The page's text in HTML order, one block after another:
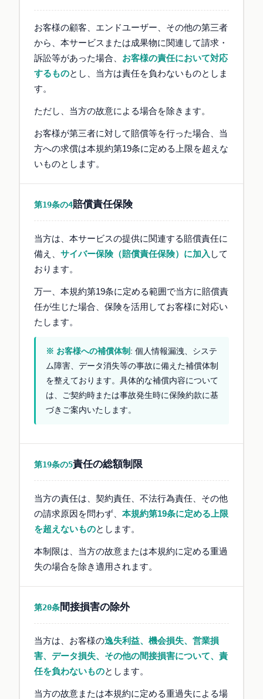
お客様の顧客、エンドユーザー、その他の第三者
から、本サービスまたは成果物に関連して請求・
訴訟等があった場合、 お客様の責任において対応
するものとし、当方は責任を負わないものとしま
す。
ただし、当方の故意による場合を除きます。
お客様が第三者に対して賠償等を行った場合、当
方への求償は本規約第19条に定める上限を超えな
いものとします。
第19条の4賠償責任保険
当方は、本サービスの提供に関連する賠償責任に
備え、サイバー保険（賠償責任保険）に加入 して
おります。
万一、本規約第19条に定める範囲で当方に賠償責
任が生じた場合、保険を活用してお客様に対応い
たします。
※ お客様への補償体制 : 個人情報漏洩、システ
ム障害、データ消失等の事故に備えた補償体制
を整えております。具体的な補償内容について
は、ご契約時または事故発生時に保険約款に基
づきご案内いたします。
第19条の5責任の総額制限
当方の責任は、契約責任、不法行為責任、その他
の請求原因を問わず、本規約第19条に定める上限
を超えないものとします。
本制限は、当方の故意または本規約に定める重過
失の場合を除き適用されます。
第20条間接損害の除外
当方は、お客様の逸失利益、機会損失、営業損
害、データ損失、その他の間接損害について、責
任を負わないものとします。
当方の故意または本規約に定める重過失による場